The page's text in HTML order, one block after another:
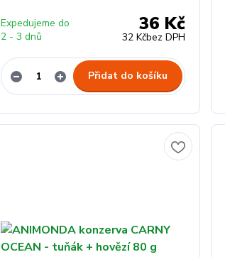
36 Kč
32 Kčbez DPH
Expedujeme do
2 - 3 dnů
Přidat do košíku